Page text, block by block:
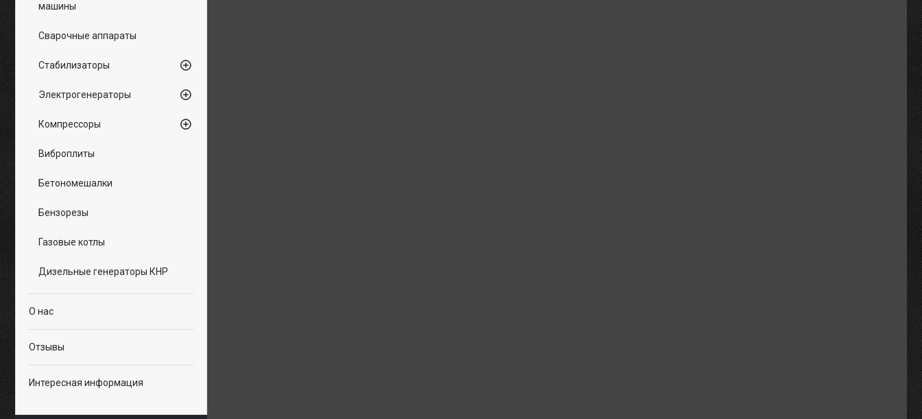
машины
Сварочные аппараты
Стабилизаторы
Электрогенераторы
Компрессоры
Виброплиты
Бетономешалки
Бензорезы
Газовые котлы
Дизельные генераторы КНР
О нас
Отзывы
Интересная информация